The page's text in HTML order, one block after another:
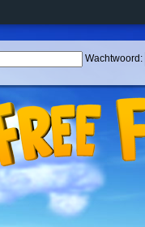
Wachtwoord: